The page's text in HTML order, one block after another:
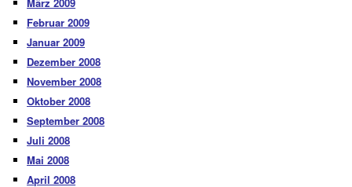
Februar 2009
Januar 2009
Dezember 2008
November 2008
Oktober 2008
September 2008
Juli 2008
Mai 2008
April 2008